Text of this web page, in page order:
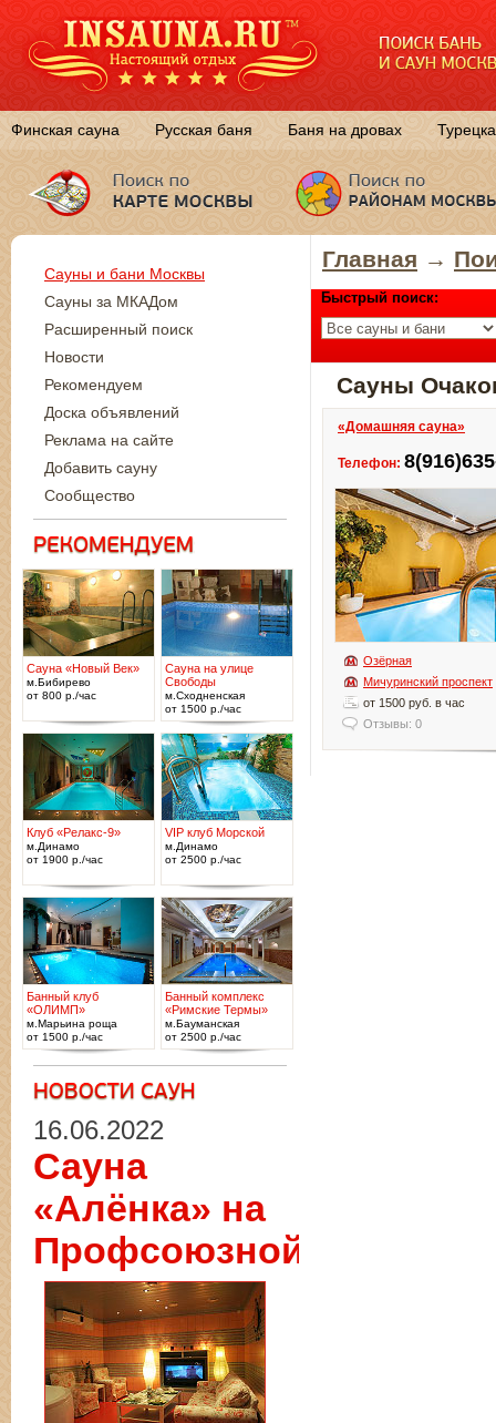
Финская сауна Русская баня Баня на дровах
Главная →
Быстрый поиск:
Сауны
«Домашняя сауна»
Телефон:
Озёрная
Мичуринский проспект
от 1500 руб. в час
Отзывы: 0
Сауны и бани Москвы
Сауны за МКАДом
Расширенный поиск
Новости
Рекомендуем
Доска объявлений
Реклама на сайте
Добавить сауну
Сообщество
Сауна «Новый Век»
м.Бибирево
от 800 р./час
Сауна на улице
Свободы
м.Сходненская
от 1500 р./час
Клуб «Релакс-9»
м.Динамо
от 1900 р./час
VIP клуб Морской
м.Динамо
от 2500 р./час
Банный клуб
«ОЛИМП»
м.Марьина роща
от 1500 р./час
Банный комплекс
«Римские Термы»
м.Бауманская
от 2500 р./час
16.06.2022
Сауна
«Алёнка» на
Профсоюзной